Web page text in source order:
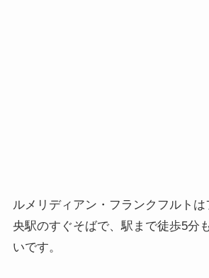
ルメリディアン・フランクフルト
央駅のすぐそばで、駅まで徒歩5分
いです。